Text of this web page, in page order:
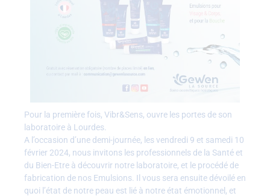
Pour la première fois, Vibr&Sens, ouvre les portes de son
laboratoire à Lourdes.
A l’occasion d’une demi-journée, les vendredi 9 et samedi 10
février 2024, nous invitons les professionnels de la Santé et
du Bien-Etre à découvrir notre laboratoire, et le procédé de
fabrication de nos Emulsions. Il vous sera ensuite dévoilé en
quoi l’état de notre peau est lié à notre état émotionnel, et